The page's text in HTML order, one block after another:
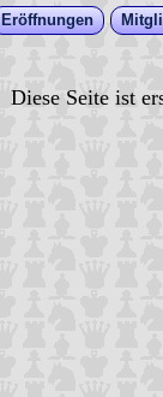
Eröffnungen
Diese Seite ist